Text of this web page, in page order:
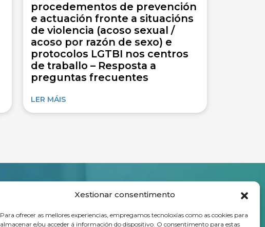
Xestionar consentimento
Para ofrecer as mellores experiencias, empregamos tecnoloxías como as cookies para
almacenar e/ou acceder á información do dispositivo. O consentimento para estas
procedementos de prevención
e actuación fronte a situacións
de violencia (acoso sexual /
acoso por razón de sexo) e
protocolos LGTBI nos centros
de traballo – Resposta a
preguntas frecuentes
LER MÁIS